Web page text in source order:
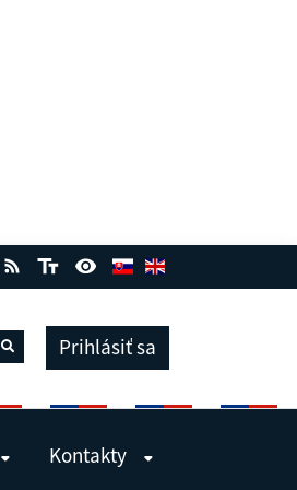
Vyhľadať Prihlásiť sa
Kontakty